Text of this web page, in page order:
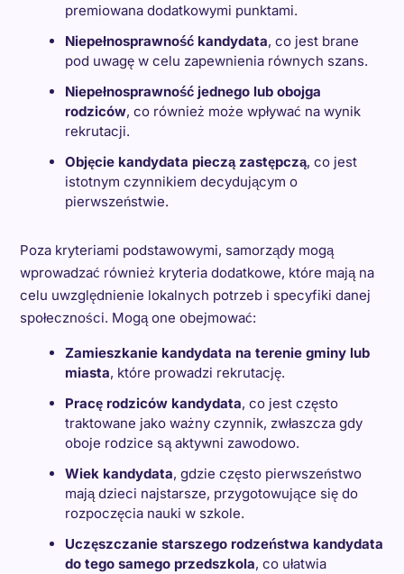
premiowana dodatkowymi punktami.
Niepełnosprawność kandydata, co jest brane
pod uwagę w celu zapewnienia równych szans.
Niepełnosprawność jednego lub obojga
rodziców, co również może wpływać na wynik
rekrutacji.
Objęcie kandydata pieczą zastępczą, co jest
istotnym czynnikiem decydującym o
pierwszeństwie.
Poza kryteriami podstawowymi, samorządy mogą
wprowadzać również kryteria dodatkowe, które mają na
celu uwzględnienie lokalnych potrzeb i specyfiki danej
społeczności. Mogą one obejmować:
Zamieszkanie kandydata na terenie gminy lub
miasta, które prowadzi rekrutację.
Pracę rodziców kandydata, co jest często
traktowane jako ważny czynnik, zwłaszcza gdy
oboje rodzice są aktywni zawodowo.
Wiek kandydata, gdzie często pierwszeństwo
mają dzieci najstarsze, przygotowujące się do
rozpoczęcia nauki w szkole.
Uczęszczanie starszego rodzeństwa kandydata
do tego samego przedszkola, co ułatwia